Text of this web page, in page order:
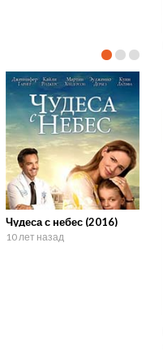
Чудеса с небес (2016)
10 лет назад